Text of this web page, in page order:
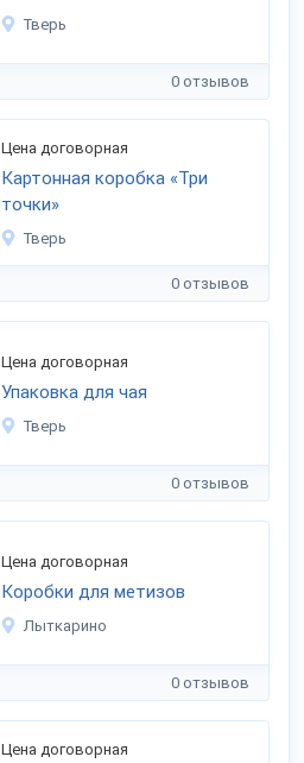
Тверь
0 отзывов
Цена договорная
Картонная коробка «Три
точки»
Тверь
0 отзывов
Цена договорная
Упаковка для чая
Тверь
0 отзывов
Цена договорная
Коробки для метизов
Лыткарино
0 отзывов
Цена договорная